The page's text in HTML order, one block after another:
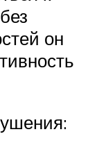
он